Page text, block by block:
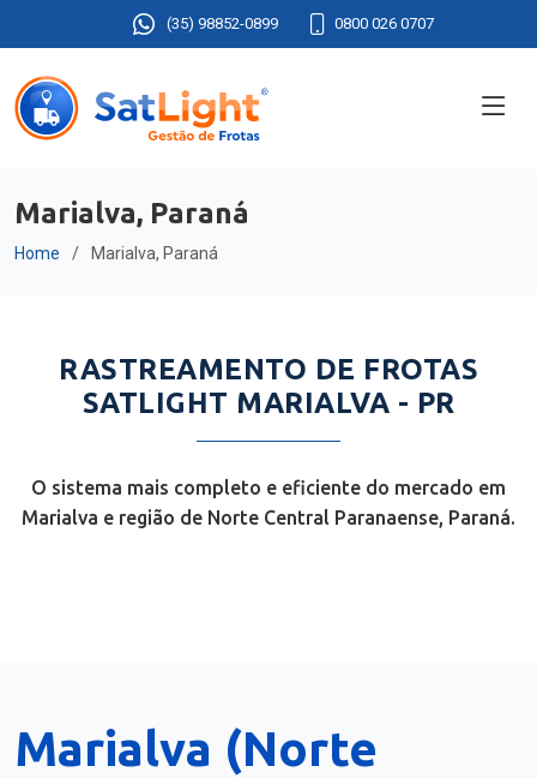
(35) 98852-0899 0800 026 0707
Marialva, Paraná
Home Marialva, Paraná
RASTREAMENTO DE FROTAS
SATLIGHT MARIALVA - PR
O sistema mais completo e eficiente do mercado em
Marialva e região de Norte Central Paranaense, Paraná.
Marialva (Norte